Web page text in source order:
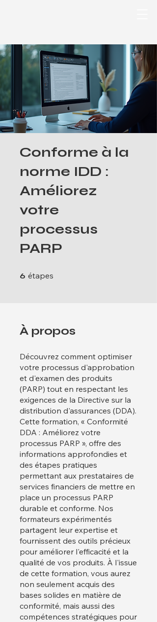
Conforme à la
norme IDD :
Améliorez
votre
processus
PARP
6 étapes
À propos
Découvrez comment optimiser
votre processus d'approbation
et d'examen des produits
(PARP) tout en respectant les
exigences de la Directive sur la
distribution d'assurances (DDA).
Cette formation, « Conformité
DDA : Améliorez votre
processus PARP », offre des
informations approfondies et
des étapes pratiques
permettant aux prestataires de
services financiers de mettre en
place un processus PARP
durable et conforme. Nos
formateurs expérimentés
partagent leur expertise et
fournissent des outils précieux
pour améliorer l'efficacité et la
qualité de vos produits. À l'issue
de cette formation, vous aurez
non seulement acquis des
bases solides en matière de
conformité, mais aussi des
compétences stratégiques pour